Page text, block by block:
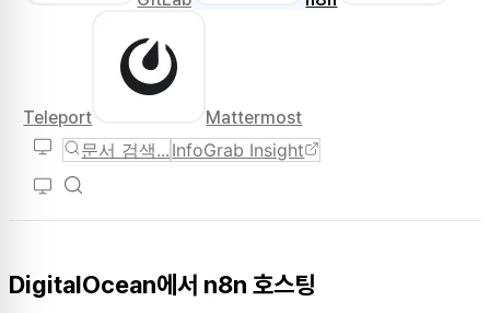
Teleport Mattermost
문서 검색... InfoGrab Insight
DigitalOcean에서 n8n 호스팅